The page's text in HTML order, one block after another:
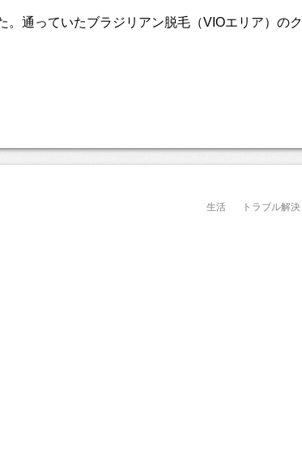
通っていたブラジリアン脱毛（VIOエリア）のク
トラブル解決
生活